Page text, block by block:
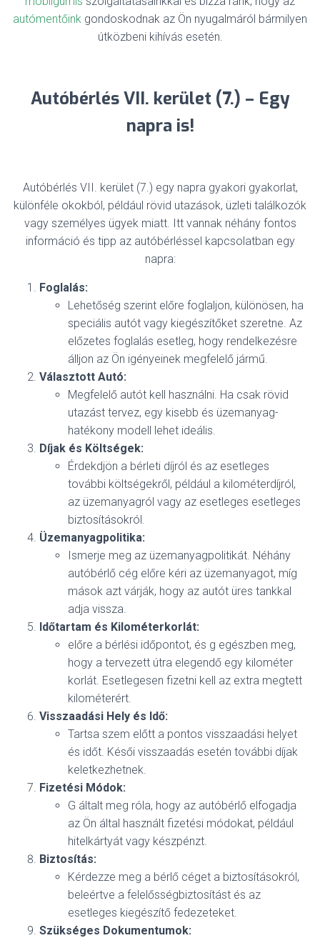
autómentőink gondoskodnak az Ön nyugalmáról bármilyen
útközbeni kihívás esetén.
Autóbérlés VII. kerület (7.) – Egy
napra is!
Autóbérlés VII. kerület (7.) egy napra gyakori gyakorlat,
különféle okokból, például rövid utazások, üzleti találkozók
vagy személyes ügyek miatt. Itt vannak néhány fontos
információ és tipp az autóbérléssel kapcsolatban egy
napra:
Foglalás:
Lehetőség szerint előre foglaljon, különösen, ha
speciális autót vagy kiegészítőket szeretne. Az
előzetes foglalás esetleg, hogy rendelkezésre
álljon az Ön igényeinek megfelelő jármű.
Választott Autó:
Megfelelő autót kell használni. Ha csak rövid
utazást tervez, egy kisebb és üzemanyag-
hatékony modell lehet ideális.
Díjak és Költségek:
Érdekdjön a bérleti díjról és az esetleges
további költségekről, például a kilométerdíjról,
az üzemanyagról vagy az esetleges esetleges
biztosításokról.
Üzemanyagpolitika:
Ismerje meg az üzemanyagpolitikát. Néhány
autóbérlő cég előre kéri az üzemanyagot, míg
mások azt várják, hogy az autót üres tankkal
adja vissza.
Időtartam és Kilométerkorlát:
előre a bérlési időpontot, és g egészben meg,
hogy a tervezett útra elegendő egy kilométer
korlát. Esetlegesen fizetni kell az extra megtett
kilométerért.
Visszaadási Hely és Idő:
Tartsa szem előtt a pontos visszaadási helyet
és időt. Késői visszaadás esetén további díjak
keletkezhetnek.
Fizetési Módok:
G általt meg róla, hogy az autóbérlő elfogadja
az Ön által használt fizetési módokat, például
hitelkártyát vagy készpénzt.
Biztosítás:
Kérdezze meg a bérlő céget a biztosításokról,
beleértve a felelősségbiztosítást és az
esetleges kiegészítő fedezeteket.
Szükséges Dokumentumok: